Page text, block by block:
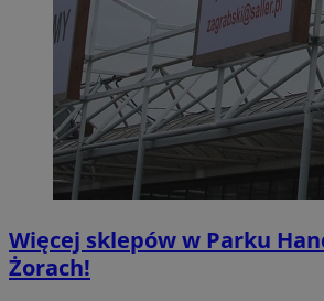
Więcej sklepów w Parku
Żorach!